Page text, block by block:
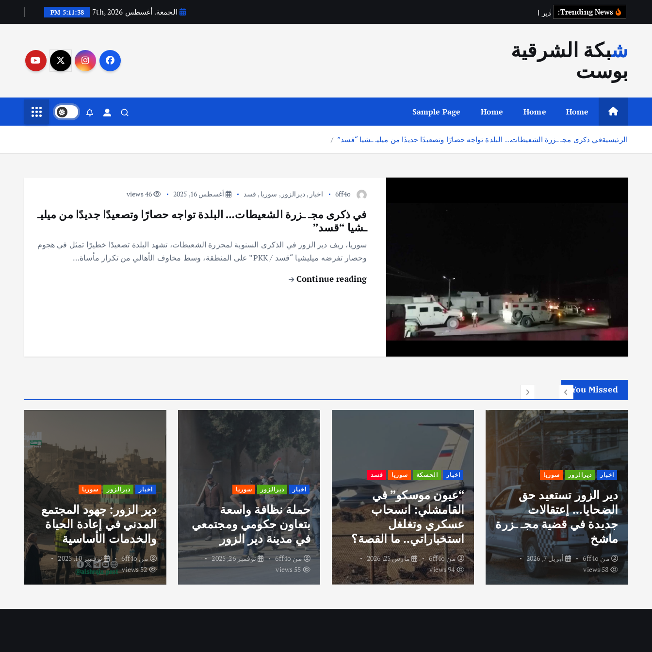
إ
ى
دير ا الجمعة. أغسطس 7th, 2026 5:11:38 PM
شبكة الشرقية
بوست
Home
Home
Home
Sample Page
الرئيسيةفي ذكرى مجـ ـزرة الشعيطات… البلدة تواجه حصارًا وتصعيدًا جديدًا من ميليـ ـشيا “قسد”
6ff4o اخبار , ديرالزور , سوريا , قسد أغسطس 16, 2025 46 views
في ذكرى مجـ ـزرة الشعيطات… البلدة تواجه حصارًا وتصعيدًا جديدًا من ميليـ
ـشيا “قسد”
سوريا، ريف دير الزور في الذكرى السنوية لمجزرة الشعيطات، تشهد البلدة تصعيدًا خطيرًا تمثل في هجوم
وحصار تفرضه ميليشيا “قسد / PKK” على المنطقة، وسط مخاوف الأهالي من تكرار مأساة…
Continue reading
You Missed
اخبار ديرالزور سوريا
دير الزور تستعيد حق
الضحايا… إعتقالات
جديدة في قضية مجـ ـزرة
ماشخ
من 6ff4o
أبريل 7, 2026
اخبار الحسكة سوريا قسد
“عيون موسكو” في
القامشلي: انسحاب
عسكري وتغلغل
استخباراتي.. ما القصة؟
من 6ff4o
مارس 25, 2026
94 views
اخبار ديرالزور سوريا
حملة نظافة واسعة
بتعاون حكومي ومجتمعي
في مدينة دير الزور
من6ff4o
نوفمبر 26, 2025
اخبار ديرالزور سوريا
دير الزور: جهود المجتمع
المدني في إعادة الحياة
والخدمات الأساسية
من6ff4o
نوفمبر 10, 2025
52 views